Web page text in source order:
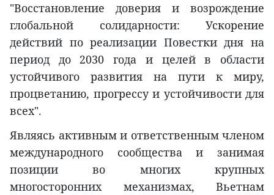
"Восстановление доверия и возрождение
глобальной солидарности: Ускорение
действий по реализации Повестки дня на
период до 2030 года и целей в области
устойчивого развития на пути к миру,
процветанию, прогрессу и устойчивости для
всех".
Являясь активным и ответственным членом
международного сообщества и занимая
позиции во многих крупных
многосторонних механизмах, Вьетнам